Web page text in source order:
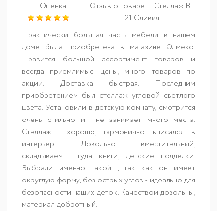
Оценка
Отзыв о товаре:
Стеллаж В -
21 Оливия
Практически большая часть мебели в нашем
доме была приобретена в магазине Олмеко.
Нравится большой ассортимент товаров и
всегда приемлимые цены, много товаров по
акции. Доставка быстрая. Последним
приобретением был стеллаж угловой светлого
цвета. Установили в детскую комнату, смотрится
очень стильно и не занимает много места.
Стеллаж хорошо, гармонично вписался в
интерьер. Довольно вместительный,
складываем туда книги, детские подделки.
Выбрали именно такой , так как он имеет
округлую форму, без острых углов - идеально для
безопасности наших деток. Качеством довольны,
материал добротный.